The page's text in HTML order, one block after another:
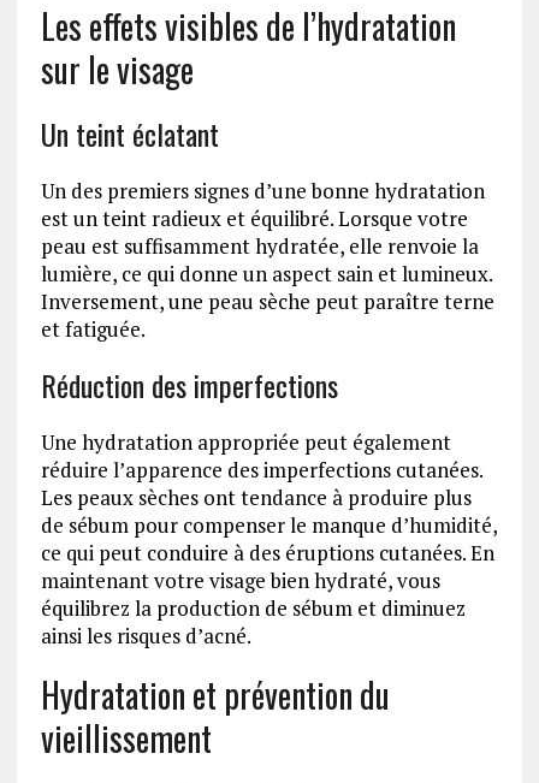
Les effets visibles de l’hydratation
sur le visage
Un teint éclatant
Un des premiers signes d’une bonne hydratation
est un teint radieux et équilibré. Lorsque votre
peau est suffisamment hydratée, elle renvoie la
lumière, ce qui donne un aspect sain et lumineux.
Inversement, une peau sèche peut paraître terne
et fatiguée.
Réduction des imperfections
Une hydratation appropriée peut également
réduire l’apparence des imperfections cutanées.
Les peaux sèches ont tendance à produire plus
de sébum pour compenser le manque d’humidité,
ce qui peut conduire à des éruptions cutanées. En
maintenant votre visage bien hydraté, vous
équilibrez la production de sébum et diminuez
ainsi les risques d’acné.
Hydratation et prévention du
vieillissement